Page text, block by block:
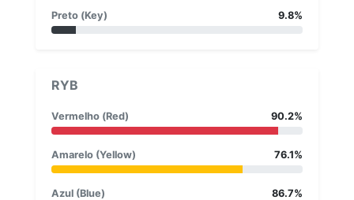
Preto (Key) 9.8%
RYB
Vermelho (Red) 90.2%
Amarelo (Yellow) 76.1%
Azul (Blue) 86.7%